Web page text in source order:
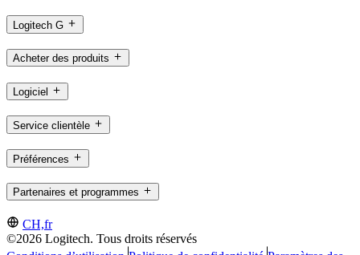
Logitech G
Acheter des produits
Logiciel
Service clientèle
Préférences
Partenaires et programmes
CH,fr
©2026 Logitech. Tous droits réservés